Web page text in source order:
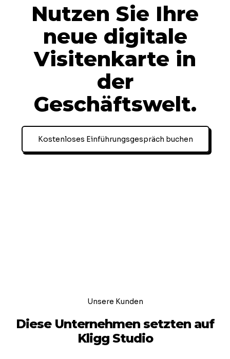
Nutzen Sie Ihre
neue digitale
Visitenkarte in
der
Geschäftswelt.
Kostenloses Einführungsgespräch buchen
Unsere Kunden
Diese Unternehmen setzten auf
Kligg Studio